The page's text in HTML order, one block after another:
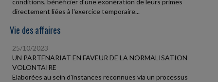
conditions, bénéficier d'une exonération de leurs primes
directement liées à l'exercice temporaire...
Vie des affaires
25/10/2023
UN PARTENARIAT EN FAVEUR DE LA NORMALISATION
VOLONTAIRE
Élaborées au sein d'instances reconnues via un processus